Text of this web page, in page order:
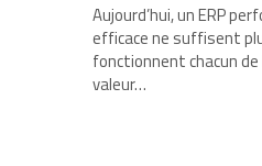
Aujourd’hui, un ERP
efficace ne suffisent
fonctionnent chacun de
valeur…